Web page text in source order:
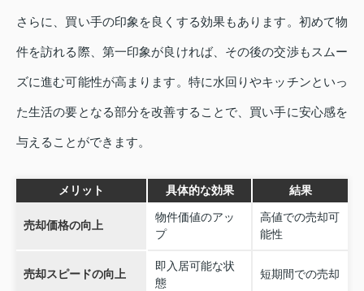
さらに、買い手の印象を良くする効果もあります。初めて物
件を訪れる際、第一印象が良ければ、その後の交渉もスムー
ズに進む可能性が高まります。特に水回りやキッチンといっ
た生活の要となる部分を改善することで、買い手に安心感を
与えることができます。
メリット 具体的な効果 結果
売却価格の向上
物件価値のアッ
プ
高値での売却可
能性
売却スピードの向上
即入居可能な状
態
短期間での売却